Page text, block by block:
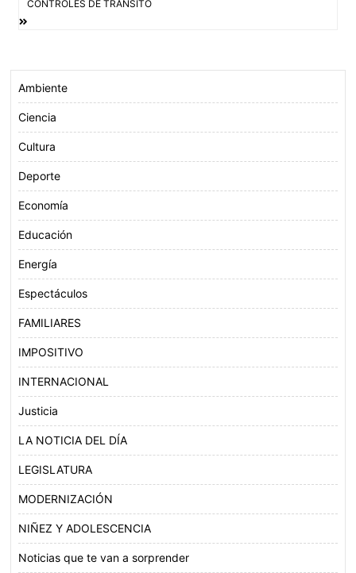
CONTROLES DE TRÁNSITO
Ambiente
Ciencia
Cultura
Deporte
Economía
Educación
Energía
Espectáculos
FAMILIARES
IMPOSITIVO
INTERNACIONAL
Justicia
LA NOTICIA DEL DÍA
LEGISLATURA
MODERNIZACIÓN
NIÑEZ Y ADOLESCENCIA
Noticias que te van a sorprender